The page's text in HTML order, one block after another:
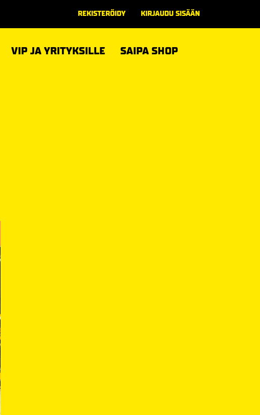
REKISTERÖIDY KIRJAUDU SISÄÄN
VIP JA YRITYKSILLE SAIPA SHOP